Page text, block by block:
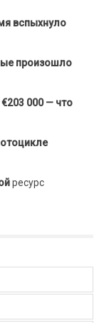
вспыхнуло
произошло
000 — что
ресурс